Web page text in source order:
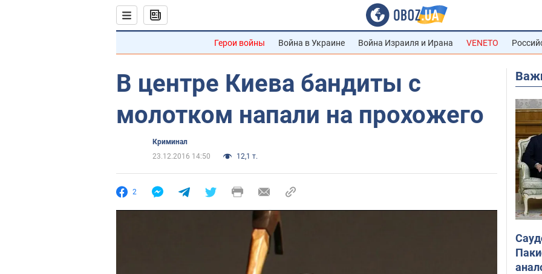
Герои войны Война в Украине Война Израиля и Ирана VENETO
В центре Киева бандиты с
молотком напали на прохожего
Криминал
23.12.2016 14:50
12,1 т.
2